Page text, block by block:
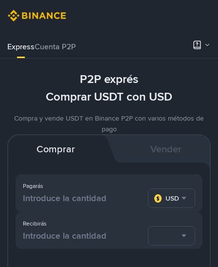
ExpressCuenta P2P
P2P exprés
Comprar USDT con USD
Compra y vende USDT en Binance P2P con varios métodos de
pago
Comprar Vender
Pagarás
USD
Recibirás